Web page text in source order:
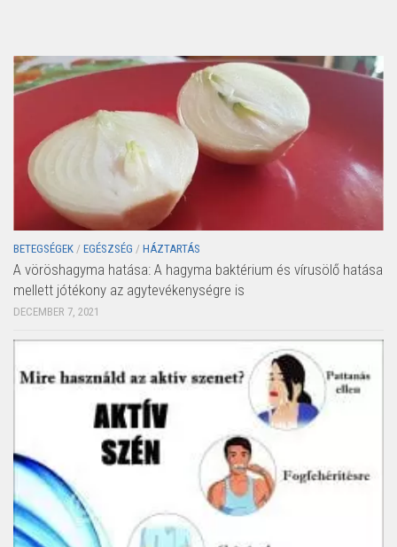
BETEGSÉGEK / EGÉSZSÉG / HÁZTARTÁS
A vöröshagyma hatása: A hagyma baktérium és vírusölő hatása
mellett jótékony az agytevékenységre is
DECEMBER 7, 2021